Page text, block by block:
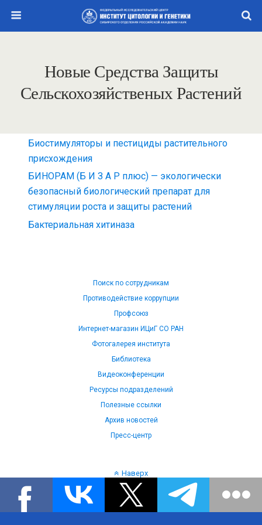
Новые Средства Защиты
Сельскохозяйственых Растений
Биостимуляторы и пестициды растительного
присхождения
БИНОРАМ (Б И З А Р плюс) — экологически
безопасный биологический препарат для
стимуляции роста и защиты растений
Бактериальная хитиназа
Поиск по сотрудникам
Противодействие коррупции
Профсоюз
Интернет-магазин ИЦиГ СО РАН
Фотогалерея института
Библиотека
Видеоконференции
Ресурсы подразделений
Полезные ссылки
Архив новостей
Пресс-центр
Наверх